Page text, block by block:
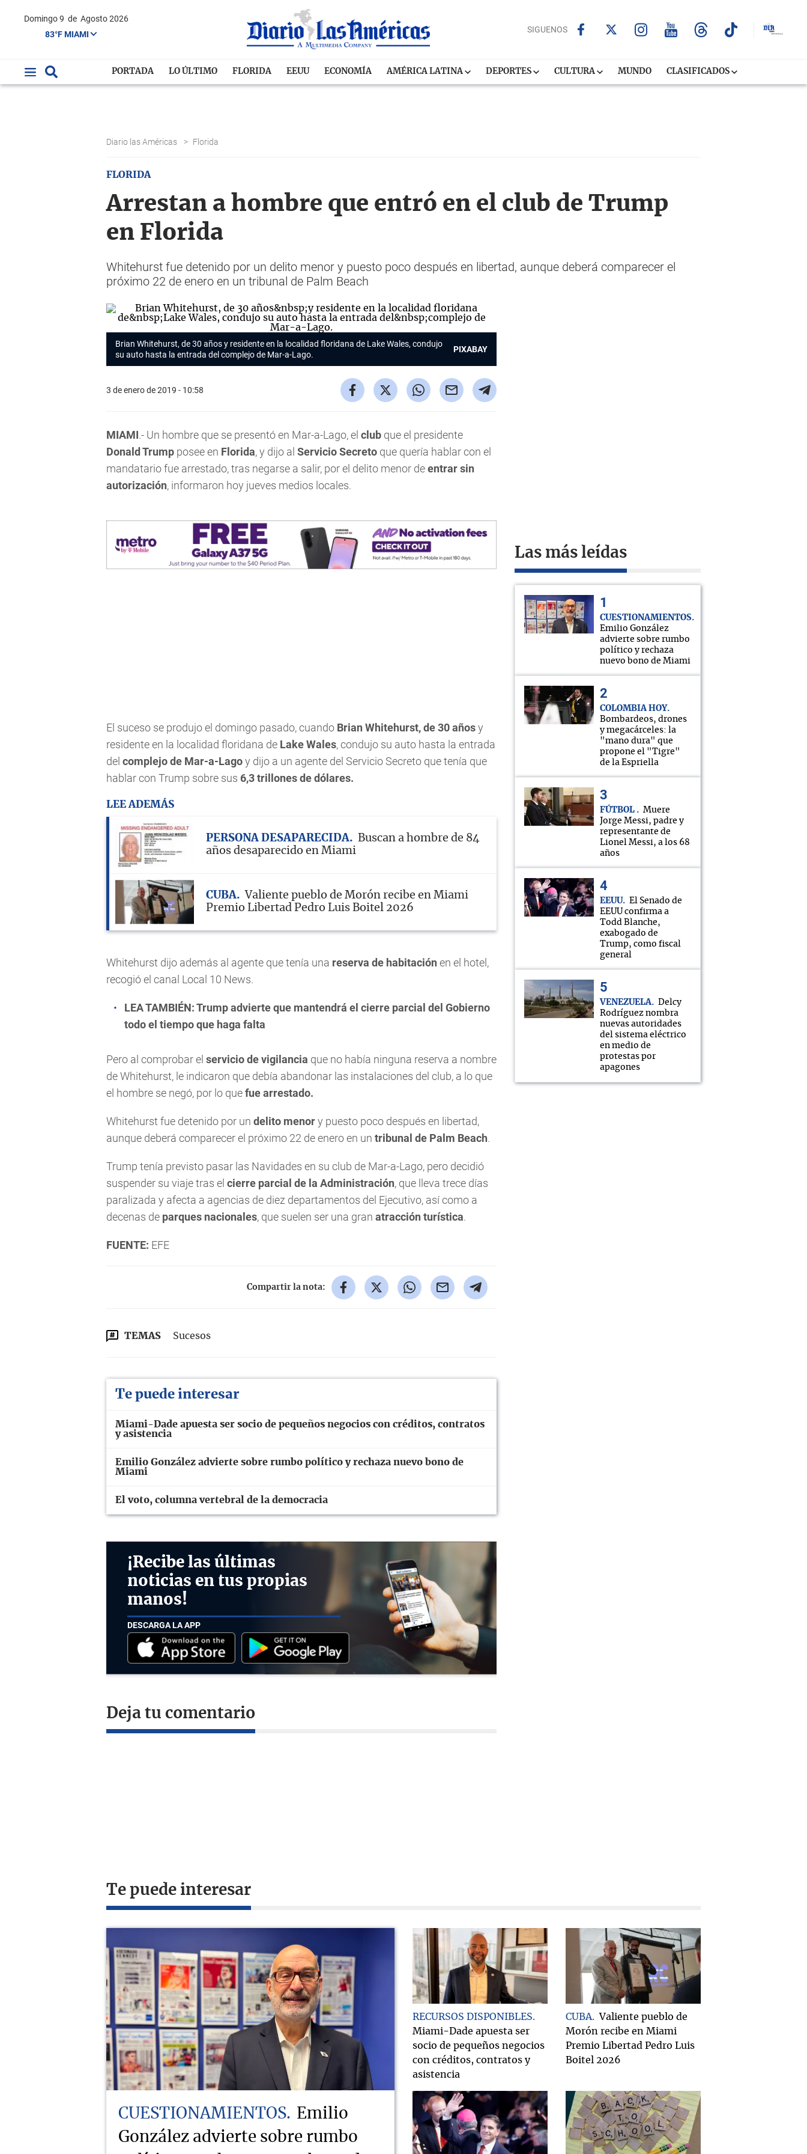
Domingo 9 de Agosto 2026
83°F MIAMI
SIGUENOS
PORTADA LO ÚLTIMO FLORIDA EEUU ECONOMÍA AMÉRICA LATINA DEPORTES CULTURA MUNDO CLASIFICADOS
Diario las Américas > Florida
FLORIDA
Arrestan a hombre que entró en el club de Trump
en Florida
Whitehurst fue detenido por un delito menor y puesto poco después en libertad, aunque deberá comparecer el
próximo 22 de enero en un tribunal de Palm Beach
Brian Whitehurst, de 30 años y residente en la localidad floridana de Lake Wales, condujo
su auto hasta la entrada del complejo de Mar-a-Lago.
PIXABAY
3 de enero de 2019 - 10:58
MIAMI.- Un hombre que se presentó en Mar-a-Lago, el club que el presidente
Donald Trump posee en Florida, y dijo al Servicio Secreto que quería hablar con el
mandatario fue arrestado, tras negarse a salir, por el delito menor deentrar sin
autorización, informaron hoy jueves medios locales.
El suceso se produjo el domingo pasado, cuando Brian Whitehurst, de 30 añosy
residente en la localidad floridana de Lake Wales, condujo su auto hasta la entrada
del complejo de Mar-a-Lagoy dijo a un agente del Servicio Secreto que tenía que
hablar con Trump sobre sus 6,3 trillones de dólares.
LEE ADEMÁS
PERSONA DESAPARECIDA
Buscan a hombre de 84
años desaparecido en Miami
CUBA
Valiente pueblo de Morón recibe en Miami
Premio Libertad Pedro Luis Boitel 2026
Whitehurst dijo además al agente que tenía una reserva de habitación en el hotel,
recogió el canal Local 10 News.
LEA TAMBIÉN:Trump advierte que mantendrá el cierre parcial del Gobierno
todo el tiempo que haga falta
Pero al comprobar el servicio de vigilancia que no había ninguna reserva a nombre
de Whitehurst, le indicaron que debía abandonar las instalaciones del club, a lo que
el hombre se negó, por lo quefue arrestado.
Whitehurst fue detenido por un delito menory puesto poco después en libertad,
aunque deberá comparecer el próximo 22 de enero en un tribunal de Palm Beach.
Trump tenía previsto pasar las Navidades en su club de Mar-a-Lago, pero decidió
suspender su viaje tras el cierre parcial de la Administración, que lleva trece días
paralizada y afecta a agencias de diez departamentos del Ejecutivo, así como a
decenas de parques nacionales, que suelen ser una gran atracción turística.
FUENTE: EFE
Compartir la nota:
TEMAS Sucesos
Te puede interesar
Miami-Dade apuesta ser socio de pequeños negocios con créditos, contratos
y asistencia
Emilio González advierte sobre rumbo político y rechaza nuevo bono de
Miami
El voto, columna vertebral de la democracia
¡Recibe las últimas
noticias en tus propias
manos!
DESCARGA LA APP
Deja tu comentario
Las más leídas
CUESTIONAMIENTOS
Emilio González
advierte sobre rumbo
político y rechaza
nuevo bono de Miami
COLOMBIA HOY
Bombardeos, drones
y megacárceles: la
"mano dura" que
propone el "Tigre"
de la Espriella
FÚTBOL
Muere
Jorge Messi, padre y
representante de
Lionel Messi, a los 68
años
EEUU
El Senado de
EEUU confirma a
Todd Blanche,
exabogado de
Trump, como fiscal
general
VENEZUELA
Delcy
Rodríguez nombra
nuevas autoridades
del sistema eléctrico
en medio de
protestas por
apagones
Te puede interesar
CUESTIONAMIENTOS
Emilio
González advierte sobre rumbo
RECURSOS DISPONIBLES
Miami-Dade apuesta ser
socio de pequeños negocios
con créditos, contratos y
asistencia
CUBA
Valiente pueblo de
Morón recibe en Miami
Premio Libertad Pedro Luis
Boitel 2026